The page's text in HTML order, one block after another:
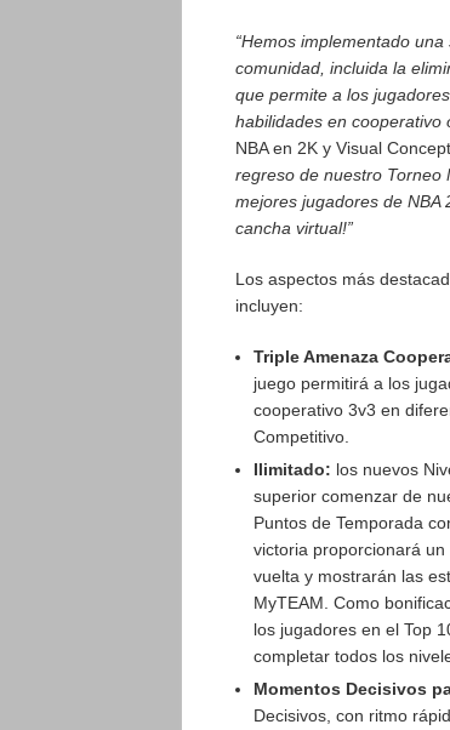
“Hemos implementado
comunidad, incluida la
que permite a los
habilidades en cooperativo
NBA en 2K y Visual
regreso de nuestro Torneo
mejores jugadores de NBA
cancha virtual!”
Los aspectos más
incluyen:
Triple Amenaza
juego permitirá a los
cooperativo 3v3 en
Competitivo.
Ilimitado: los nuevos
superior comenzar de
Puntos de Temporada
victoria proporcionará
vuelta y mostrarán las
MyTEAM. Como
los jugadores en el Top
completar todos los
Momentos Decisivos
Decisivos, con ritmo